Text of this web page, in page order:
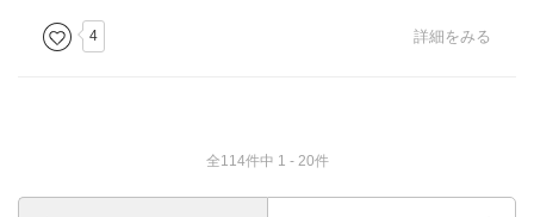
4 詳細をみる
全114件中 1 - 20件